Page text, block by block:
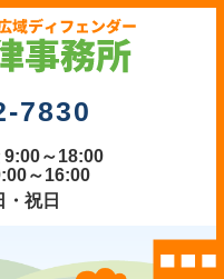
7830
9:00～18:00
～16:00
・祝日